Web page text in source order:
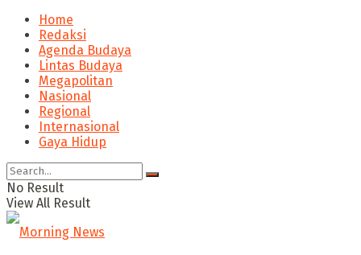
Home
Redaksi
Agenda Budaya
Lintas Budaya
Megapolitan
Nasional
Regional
Internasional
Gaya Hidup
No Result
View All Result